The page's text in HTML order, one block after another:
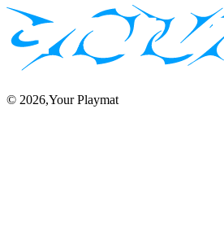
© 2026,Your Playmat